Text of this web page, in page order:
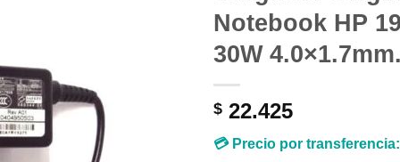
Notebook HP
30W
$ 22.425
💳 Precio por